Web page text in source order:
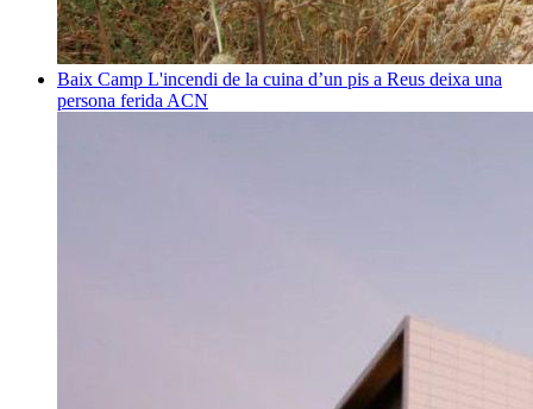
Baix Camp L'incendi de la cuina d’un pis a Reus deixa una
persona ferida ACN